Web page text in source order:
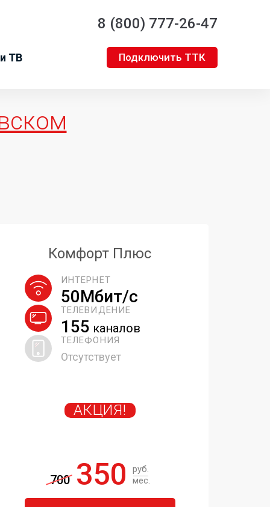
8 (800) 777-26-47
ТВ Подключить ТТК
Комфорт Плюс
50Мбит/с
ИНТЕРНЕТ
155 каналов
ТЕЛЕВИДЕНИЕ
Отсутствует
ТЕЛЕФОНИЯ
АКЦИЯ!
700 350
руб.
мес.